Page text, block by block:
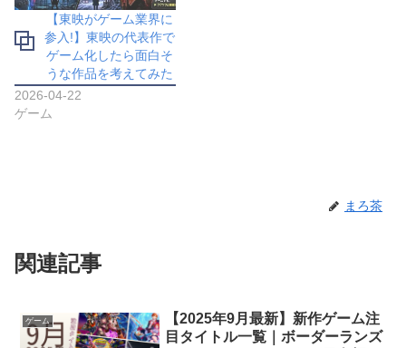
【東映がゲーム業界に
参入!】東映の代表作で
ゲーム化したら面白そ
うな作品を考えてみた
2026-04-22
ゲーム
まろ茶
関連記事
ゲーム
【2025年9月最新】新作ゲーム注
目タイトル一覧｜ボーダーランズ